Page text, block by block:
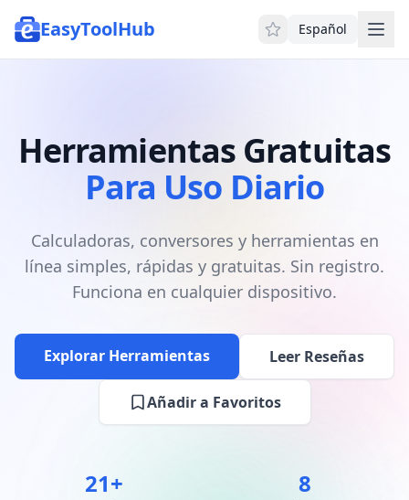
EasyToolHub Español
Herramientas Gratuitas
Para Uso Diario
Calculadoras, conversores y herramientas en
línea simples, rápidas y gratuitas. Sin registro.
Funciona en cualquier dispositivo.
Explorar Herramientas Leer Reseñas
Añadir a Favoritos
21+ 8